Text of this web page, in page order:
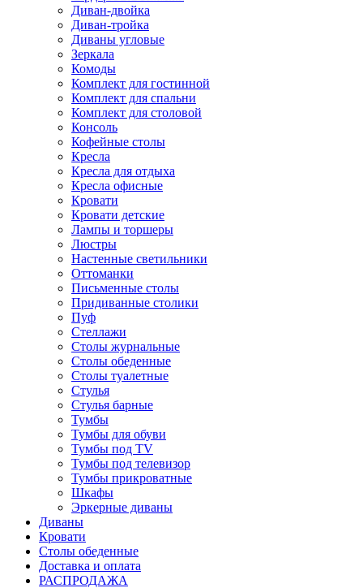
Диван-двойка
Диван-тройка
Диваны угловые
Зеркала
Комоды
Комплект для гостинной
Комплект для спальни
Комплект для столовой
Консоль
Кофейные столы
Кресла
Кресла для отдыха
Кресла офисные
Кровати
Кровати детские
Лампы и торшеры
Люстры
Настенные светильники
Оттоманки
Письменные столы
Придиванные столики
Пуф
Стеллажи
Столы журнальные
Столы обеденные
Столы туалетные
Стулья
Стулья барные
Тумбы
Тумбы для обуви
Тумбы под TV
Тумбы под телевизор
Тумбы прикроватные
Шкафы
Эркерные диваны
Диваны
Кровати
Столы обеденные
Доставка и оплата
РАСПРОДАЖА